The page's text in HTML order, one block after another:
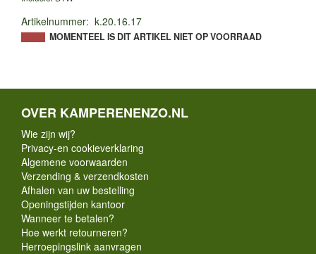
Artikelnummer: k.20.16.17
MOMENTEEL IS DIT ARTIKEL NIET OP VOORRAAD
OVER KAMPERENENZO.NL
Wie zijn wij?
Privacy-en cookieverklaring
Algemene voorwaarden
Verzending & verzendkosten
Afhalen van uw bestelling
Openingstijden kantoor
Wanneer te betalen?
Hoe werkt retourneren?
Herroepingslink aanvragen